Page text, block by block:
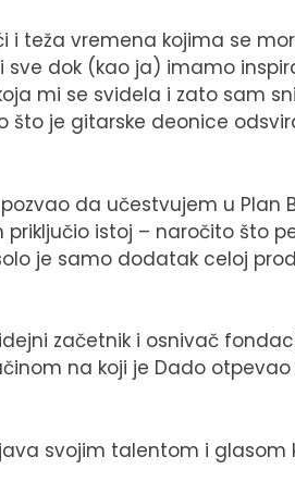
i teža vremena kojima se
dok (kao ja) imamo
mi se svidela i zato sam
što je gitarske deonice
da učestvujem u Plan
istoj – naročito što
je samo dodatak celoj
začetnik i osnivač
na koji je Dado
svojim talentom i glasom